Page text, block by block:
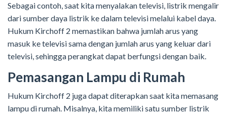
Sebagai contoh, saat kita menyalakan televisi, listrik mengalir
dari sumber daya listrik ke dalam televisi melalui kabel daya.
Hukum Kirchoff 2 memastikan bahwa jumlah arus yang
masuk ke televisi sama dengan jumlah arus yang keluar dari
televisi, sehingga perangkat dapat berfungsi dengan baik.
Pemasangan Lampu di Rumah
Hukum Kirchoff 2 juga dapat diterapkan saat kita memasang
lampu di rumah. Misalnya, kita memiliki satu sumber listrik